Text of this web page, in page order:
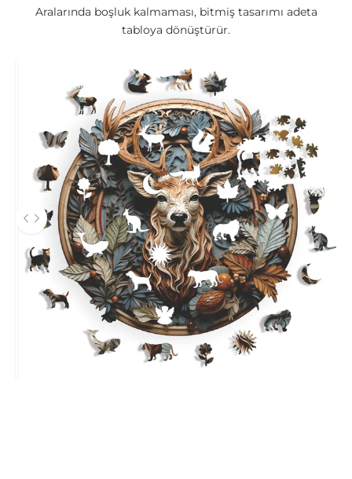
Aralarında boşluk kalmaması, bitmiş tasarımı adeta
tabloya dönüştürür.
Önce ve sonra fotoğrafları arasında gezinmek için sol ve sağ